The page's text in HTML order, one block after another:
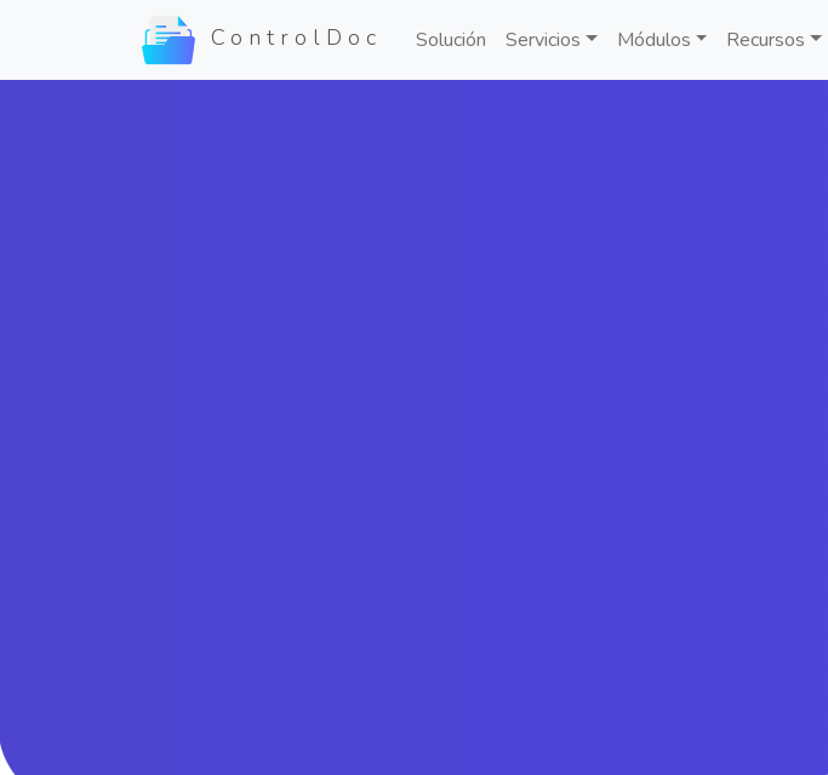
ControlDoc Solución Servicios Módulos Recursos